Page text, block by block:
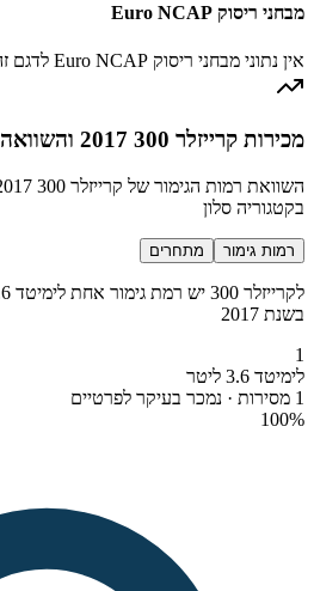
מבחני ריסוק Euro NCAP
אין נתוני מבחני ריסוק Euro NCAP לדגם זה
מכירות קרייזלר 300 2017 והשוואה למתחרים
בקטגוריה סלון
רמות גימור מתחרים
בשנת 2017
1
לימיטד 3.6 ליטר
1 מסירות · נמכר בעיקר לפרטיים
100%